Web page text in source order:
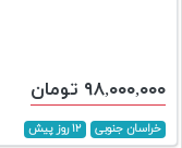
۹۸,۰۰۰,۰۰۰ تومان
خراسان جنوبی ۱۲ روز پیش